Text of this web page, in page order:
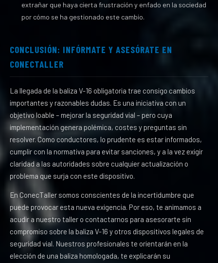
extrañar que haya cierta frustración y enfado en la sociedad
por cómo se ha gestionado este cambio.
CONCLUSIÓN: INFÓRMATE Y ASESÓRATE EN
CONECTALLER
La llegada de la baliza V-16 obligatoria trae consigo cambios
importantes y razonables dudas. Es una iniciativa con un
objetivo loable – mejorar la seguridad vial – pero cuya
implementación genera polémica, costes y preguntas sin
resolver. Como conductores, lo prudente es estar informados,
cumplir con la normativa para evitar sanciones, y a la vez exigir
claridad a las autoridades sobre cualquier actualización o
problema que surja con este dispositivo.
En ConecTaller somos conscientes de la incertidumbre que
puede provocar esta nueva exigencia. Por eso, te animamos a
acudir a nuestro taller o contactarnos para asesorarte sin
compromiso sobre la baliza V-16 y otros dispositivos legales de
seguridad vial. Nuestros profesionales te orientarán en la
elección de una baliza homologada, te explicarán su